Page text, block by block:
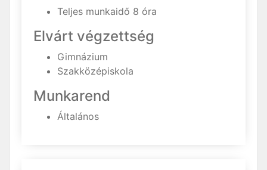
Teljes munkaidő 8 óra
Elvárt végzettség
Gimnázium
Szakközépiskola
Munkarend
Általános